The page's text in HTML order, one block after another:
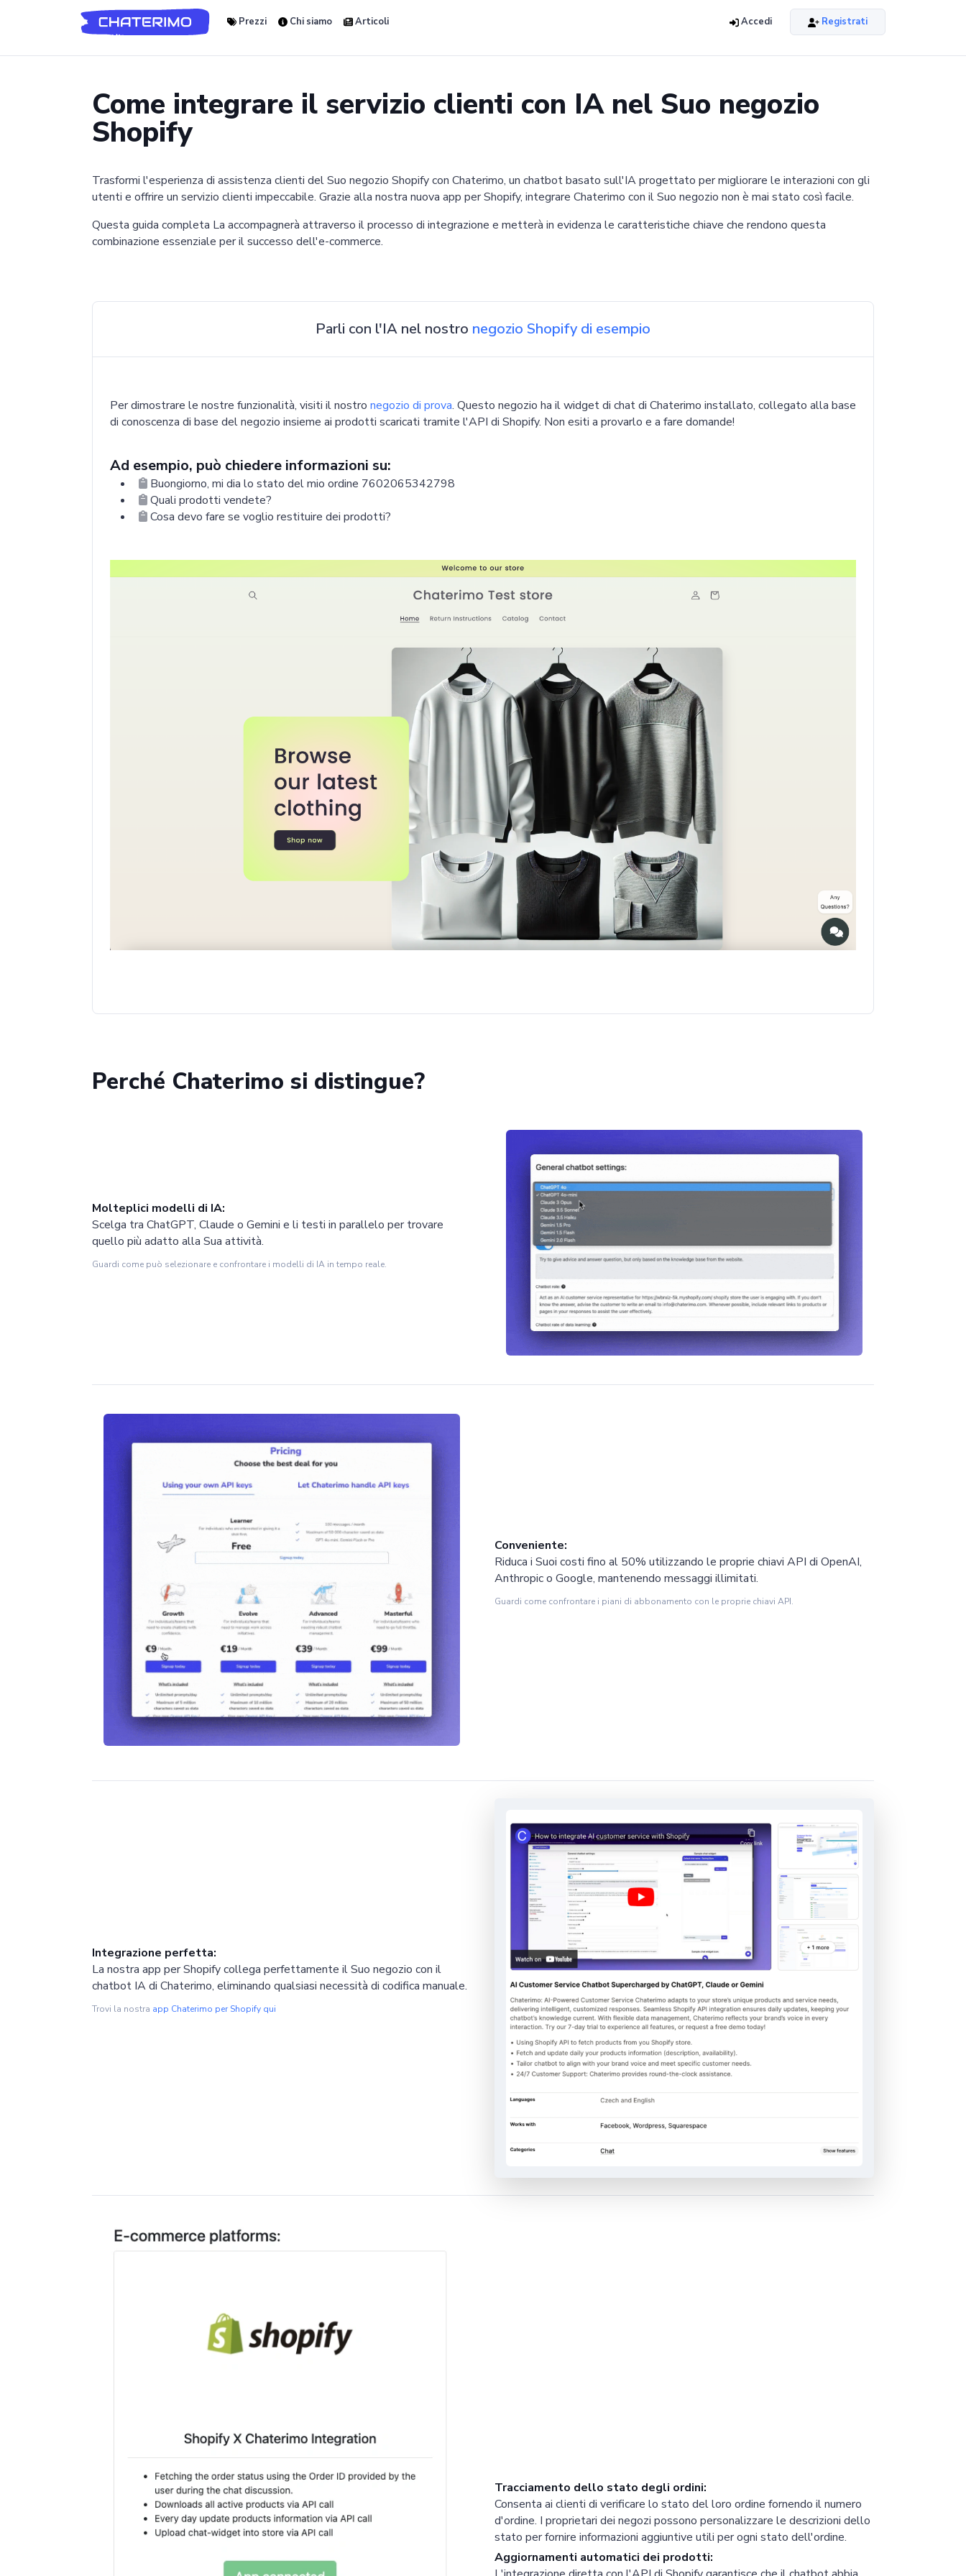
Prezzi Chi siamo Articoli Accedi Registrati
Come integrare il servizio clienti con IA nel Suo negozio
Shopify
Trasformi l'esperienza di assistenza clienti del Suo negozio Shopify con Chaterimo, un chatbot basato sull'IA progettato per migliorare le interazioni con gli
utenti e offrire un servizio clienti impeccabile. Grazie alla nostra nuova app per Shopify, integrare Chaterimo con il Suo negozio non è mai stato così facile.
Questa guida completa La accompagnerà attraverso il processo di integrazione e metterà in evidenza le caratteristiche chiave che rendono questa
combinazione essenziale per il successo dell'e-commerce.
Parli con l'IA nel nostro negozio Shopify di esempio
Per dimostrare le nostre funzionalità, visiti il nostro negozio di prova. Questo negozio ha il widget di chat di Chaterimo installato, collegato alla base
di conoscenza di base del negozio insieme ai prodotti scaricati tramite l'API di Shopify. Non esiti a provarlo e a fare domande!
Ad esempio, può chiedere informazioni su:
Buongiorno, mi dia lo stato del mio ordine 7602065342798
Quali prodotti vendete?
Cosa devo fare se voglio restituire dei prodotti?
Perché Chaterimo si distingue?
Molteplici modelli di IA:
Scelga tra ChatGPT, Claude o Gemini e li testi in parallelo per trovare
quello più adatto alla Sua attività.
Guardi come può selezionare e confrontare i modelli di IA in tempo reale.
Conveniente:
Riduca i Suoi costi fino al 50% utilizzando le proprie chiavi API di OpenAI,
Anthropic o Google, mantenendo messaggi illimitati.
Guardi come confrontare i piani di abbonamento con le proprie chiavi API.
Integrazione perfetta:
La nostra app per Shopify collega perfettamente il Suo negozio con il
chatbot IA di Chaterimo, eliminando qualsiasi necessità di codifica manuale.
Trovi la nostra app Chaterimo per Shopify qui
Tracciamento dello stato degli ordini:
Consenta ai clienti di verificare lo stato del loro ordine fornendo il numero
d'ordine. I proprietari dei negozi possono personalizzare le descrizioni dello
stato per fornire informazioni aggiuntive utili per ogni stato dell'ordine.
Aggiornamenti automatici dei prodotti: